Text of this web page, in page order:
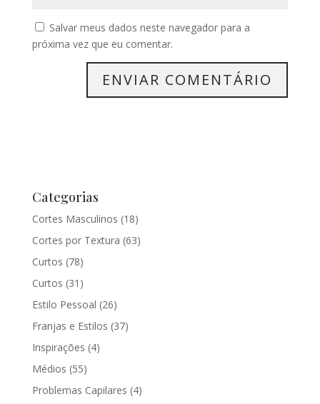
Salvar meus dados neste navegador para a
próxima vez que eu comentar.
Categorias
Cortes Masculinos (18)
Cortes por Textura (63)
Curtos (78)
Curtos (31)
Estilo Pessoal (26)
Franjas e Estilos (37)
Inspirações (4)
Médios (55)
Problemas Capilares (4)